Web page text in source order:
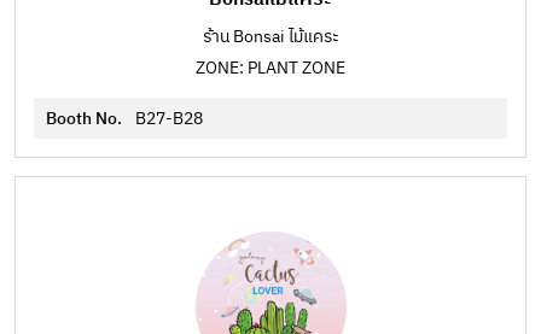
ร้าน Bonsai ไม้แคระ
ZONE: PLANT ZONE
Booth No. B27-B28